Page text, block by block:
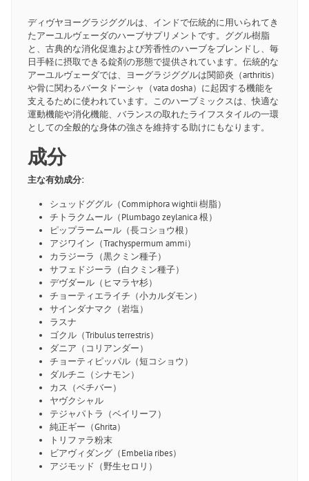
ディヴヤヨーグラジググルは、インドで伝統的に用いられてき
たアーユルヴェーダのハーブサプリメントです。ググル樹脂
と、古典的な消化促進および芳香性のハーブをブレンドし、毎
日手軽に摂取できる錠剤の形態で提供されています。伝統的な
アーユルヴェーダでは、ヨーグラジググルは関節炎（arthritis）
や骨に関わるバータドーシャ（vata dosha）に起因する機能を
支えるために使われています。このハーブミックスは、快適な
運動機能や消化機能、バランスの取れたライフスタイルの一環
としての全般的な身体の強さを維持する助けにもなります。
成分
主な有効成分:
シュッドググル（Commiphora wightii 樹脂）
チトラクムール（Plumbago zeylanica 根）
ピップラームール（長コショウ根）
アジワイン（Trachyspermum ammi）
カラジーラ（黒クミン種子）
サフェドジーラ（白クミン種子）
デヴダール（ヒマラヤ杉）
チョーティエライチ（小カルダモン）
サインダナマク（岩塩）
ラスナ
ゴクル（Tribulus terrestris）
ダニア（コリアンダー）
チョーティピッパル（短コショウ）
ダルチニ（シナモン）
カス（ベチバー）
ヤヴクシャル
テジャパトラ（ベイリーフ）
純正ギー（Ghrita）
トリファラ粉末
ビアヴィダング（Embelia ribes）
アジモッド（野生セロリ）